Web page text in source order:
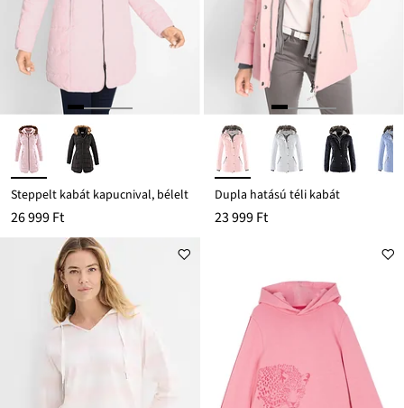
Steppelt kabát kapucnival, bélelt
26 999 Ft
Dupla hatású téli kabát
23 999 Ft